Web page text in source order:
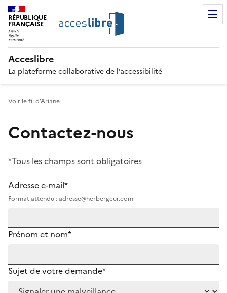
RÉPUBLIQUE
FRANÇAISE
Acceslibre
La plateforme collaborative de l’accessibilité
Voir le fil d'Ariane
Contactez-nous
*Tous les champs sont obligatoires
Adresse e-mail*
Format attendu : adresse@herbergeur.com
Prénom et nom*
Sujet de votre demande*